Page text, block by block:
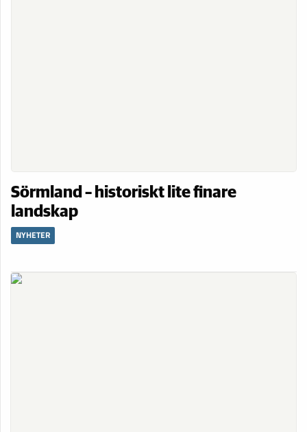
Sörmland – historiskt lite finare
landskap
NYHETER